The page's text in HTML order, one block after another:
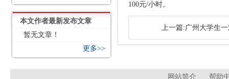
本文作者最新发布文章
暂无文章！
更多>>
100元/小时。
上一篇:广州大学生
网站简介 帮助